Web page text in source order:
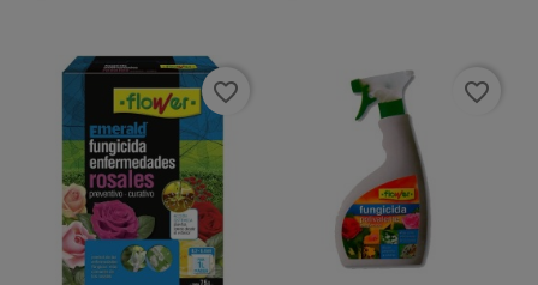
favorite_border favorite_border